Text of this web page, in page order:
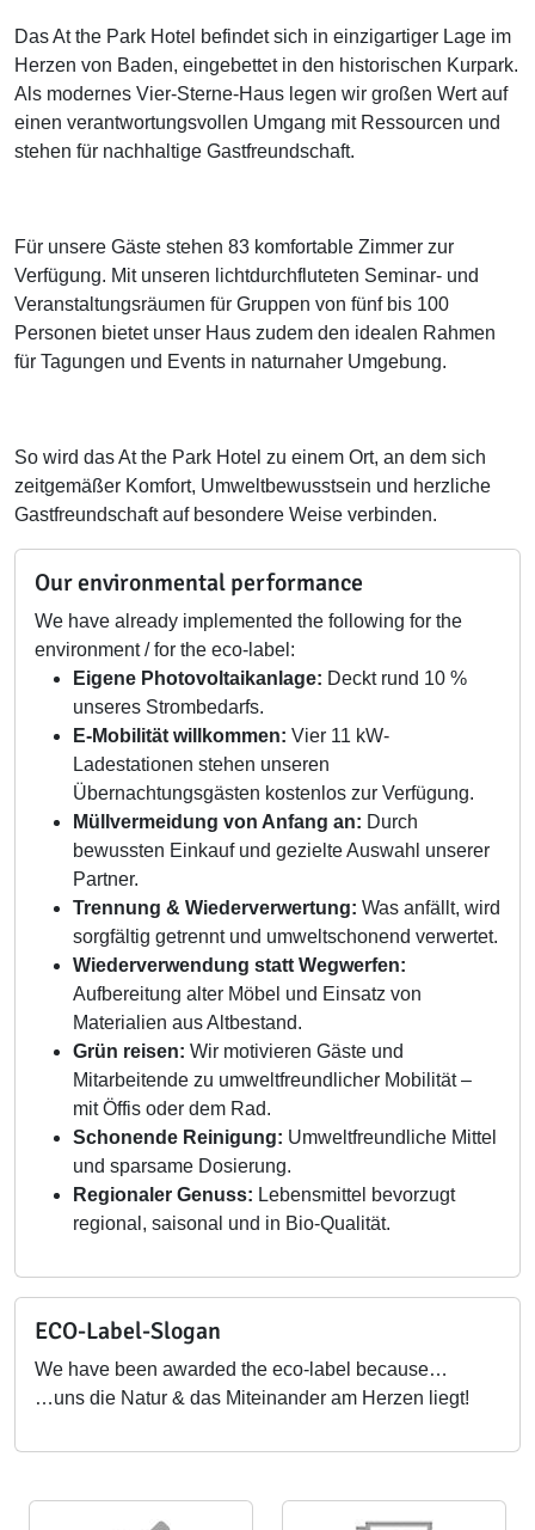
Das At the Park Hotel befindet sich in einzigartiger Lage im
Herzen von Baden, eingebettet in den historischen Kurpark.
Als modernes Vier-Sterne-Haus legen wir großen Wert auf
einen verantwortungsvollen Umgang mit Ressourcen und
stehen für nachhaltige Gastfreundschaft.
Für unsere Gäste stehen 83 komfortable Zimmer zur
Verfügung. Mit unseren lichtdurchfluteten Seminar- und
Veranstaltungsräumen für Gruppen von fünf bis 100
Personen bietet unser Haus zudem den idealen Rahmen
für Tagungen und Events in naturnaher Umgebung.
So wird das At the Park Hotel zu einem Ort, an dem sich
zeitgemäßer Komfort, Umweltbewusstsein und herzliche
Gastfreundschaft auf besondere Weise verbinden.
Our environmental performance
We have already implemented the following for the
environment / for the eco-label:
Eigene Photovoltaikanlage: Deckt rund 10 %
unseres Strombedarfs.
E-Mobilität willkommen: Vier 11 kW-
Ladestationen stehen unseren
Übernachtungsgästen kostenlos zur Verfügung.
Müllvermeidung von Anfang an: Durch
bewussten Einkauf und gezielte Auswahl unserer
Partner.
Trennung & Wiederverwertung: Was anfällt, wird
sorgfältig getrennt und umweltschonend verwertet.
Wiederverwendung statt Wegwerfen:
Aufbereitung alter Möbel und Einsatz von
Materialien aus Altbestand.
Grün reisen: Wir motivieren Gäste und
Mitarbeitende zu umweltfreundlicher Mobilität –
mit Öffis oder dem Rad.
Schonende Reinigung: Umweltfreundliche Mittel
und sparsame Dosierung.
Regionaler Genuss: Lebensmittel bevorzugt
regional, saisonal und in Bio-Qualität.
ECO-Label-Slogan
We have been awarded the eco-label because…
…uns die Natur & das Miteinander am Herzen liegt!